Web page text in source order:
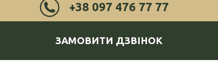
+38 097 476 77 77
ЗАМОВИТИ ДЗВІНОК